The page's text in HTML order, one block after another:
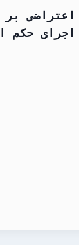
اعتراضی بر
اجرای حکم